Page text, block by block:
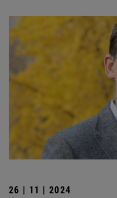
26 | 11 | 2024